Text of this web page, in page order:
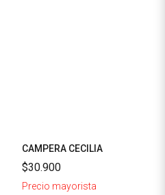
CAMPERA CECILIA
$30.900
Precio mayorista